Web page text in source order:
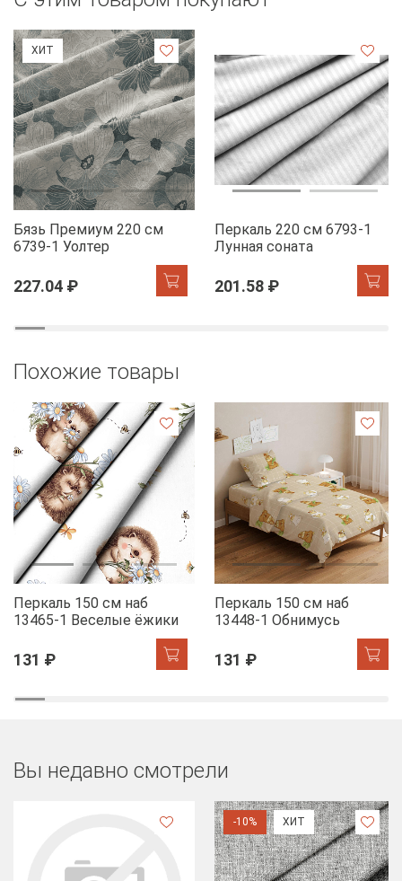
ХИТ
Бязь Премиум 220 см
6739-1 Уолтер
227.04 ₽
Перкаль 220 см 6793-1
Лунная соната
201.58 ₽
Похожие товары
Перкаль 150 см наб
13465-1 Веселые ёжики
131 ₽
Перкаль 150 см наб
13448-1 Обнимусь
131 ₽
Вы недавно смотрели
-10% ХИТ